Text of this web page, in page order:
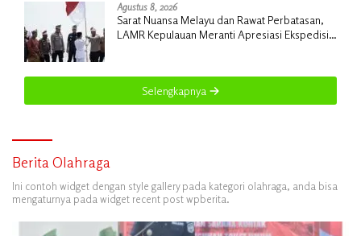
Agustus 8, 2026
Sarat Nuansa Melayu dan Rawat Perbatasan,
LAMR Kepulauan Meranti Apresiasi Ekspedisi
Selengkapnya
Berita Olahraga
Ini contoh widget dengan style gallery pada kategori olahraga, anda bisa
mengaturnya pada widget recent post wpberita.